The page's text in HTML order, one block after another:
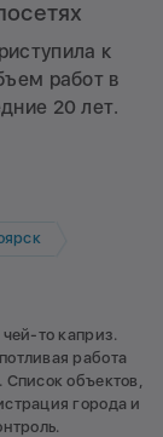
к
работ в
20 лет.
то каприз.
работа
объектов,
города и